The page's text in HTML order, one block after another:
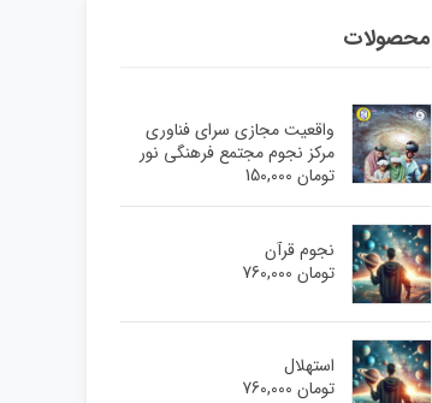
محصولات
واقعیت مجازی سرای فناوری
مرکز نجوم مجتمع فرهنگی نور
تومان
نجوم قرآن
تومان
استهلال
تومان